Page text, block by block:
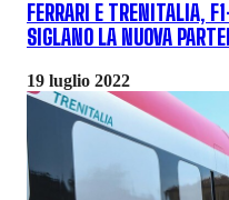
FERRARI E TRENITALIA,
SIGLANO LA NUOVA
19 luglio 2022